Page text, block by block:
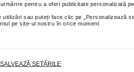
pentru a oferi publicitate personalizată
sau puteți face clic pe „Personalizează
pe site-ul nostru în orice moment.
SALVEAZĂ SETĂRILE